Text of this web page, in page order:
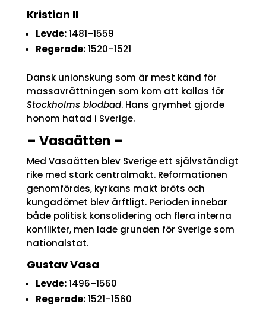
Kristian II
Levde:1481–1559
Regerade:1520–1521
Dansk unionskung som är mest känd för
massavrättningen som kom att kallas för
Stockholms blodbad. Hans grymhet gjorde
honom hatad i Sverige.
– Vasaätten –
Med Vasaätten blev Sverige ett självständigt
rike med stark centralmakt. Reformationen
genomfördes, kyrkans makt bröts och
kungadömet blev ärftligt. Perioden innebar
både politisk konsolidering och flera interna
konflikter, men lade grunden för Sverige som
nationalstat.
Gustav Vasa
Levde:1496–1560
Regerade:1521–1560